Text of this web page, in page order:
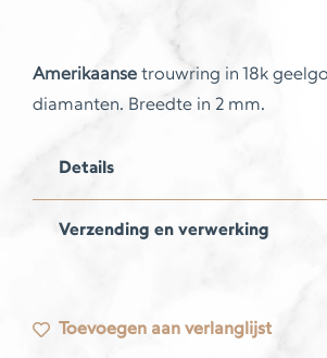
Amerikaanse trouwring in 18k
diamanten. Breedte in 2 mm.
Details
Verzending en verwerking
Toevoegen aan verlanglijst